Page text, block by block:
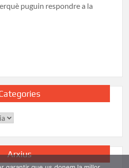
puguin respondre a la
Arxius